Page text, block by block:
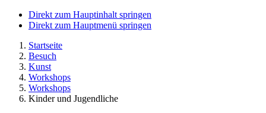
Direkt zum Hauptinhalt springen
Direkt zum Hauptmenü springen
Startseite
Besuch
Kunst
Workshops
Workshops
Kinder und Jugendliche